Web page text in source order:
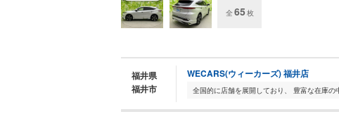
全 65枚
福井県
福井市
WECARS(ウィーカーズ) 福井店